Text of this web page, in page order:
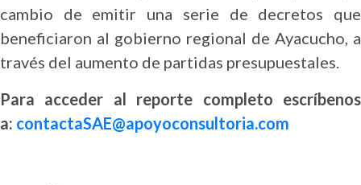
cambio de emitir una serie de decretos que
beneficiaron al gobierno regional de Ayacucho, a
través del aumento de partidas presupuestales.
Para acceder al reporte completo escríbenos
a: contactaSAE@apoyoconsultoria.com